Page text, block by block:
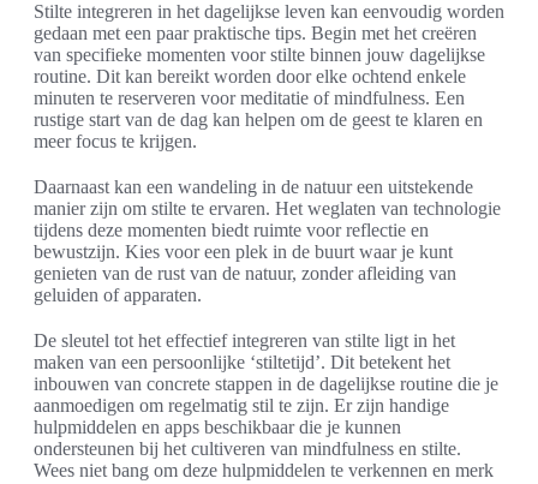
Stilte integreren in het dagelijkse leven kan eenvoudig worden
gedaan met een paar praktische tips. Begin met het creëren
van specifieke momenten voor stilte binnen jouw dagelijkse
routine. Dit kan bereikt worden door elke ochtend enkele
minuten te reserveren voor meditatie of mindfulness. Een
rustige start van de dag kan helpen om de geest te klaren en
meer focus te krijgen.
Daarnaast kan een wandeling in de natuur een uitstekende
manier zijn om stilte te ervaren. Het weglaten van technologie
tijdens deze momenten biedt ruimte voor reflectie en
bewustzijn. Kies voor een plek in de buurt waar je kunt
genieten van de rust van de natuur, zonder afleiding van
geluiden of apparaten.
De sleutel tot het effectief integreren van stilte ligt in het
maken van een persoonlijke ‘stiltetijd’. Dit betekent het
inbouwen van concrete stappen in de dagelijkse routine die je
aanmoedigen om regelmatig stil te zijn. Er zijn handige
hulpmiddelen en apps beschikbaar die je kunnen
ondersteunen bij het cultiveren van mindfulness en stilte.
Wees niet bang om deze hulpmiddelen te verkennen en merk